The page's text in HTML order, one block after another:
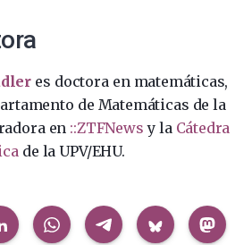
es doctora en matemáticas,
de Matemáticas de la
en ::ZTFNews y la Cátedra
de la UPV/EHU.